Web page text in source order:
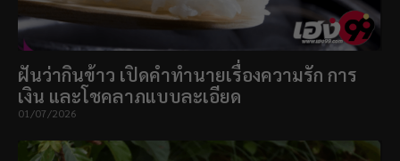
ฝันว่ากินข้าว เปิดคำทำนายเรื่องความรัก การ
เงิน และโชคลาภแบบละเอียด
01/07/2026